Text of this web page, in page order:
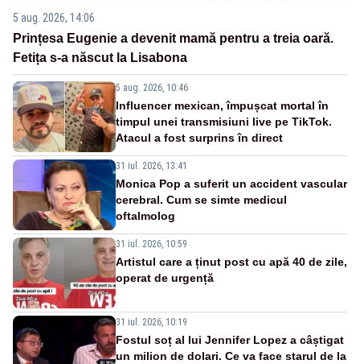
5 aug. 2026, 14:06
Prințesa Eugenie a devenit mamă pentru a treia oară.
Fetița s-a născut la Lisabona
5 aug. 2026, 10:46
Influencer mexican, împușcat mortal în
timpul unei transmisiuni live pe TikTok.
Atacul a fost surprins în direct
31 iul. 2026, 13:41
Monica Pop a suferit un accident vascular
cerebral. Cum se simte medicul
oftalmolog
31 iul. 2026, 10:59
Artistul care a ținut post cu apă 40 de zile,
operat de urgență
31 iul. 2026, 10:19
Fostul soț al lui Jennifer Lopez a câștigat
un milion de dolari. Ce va face starul de la